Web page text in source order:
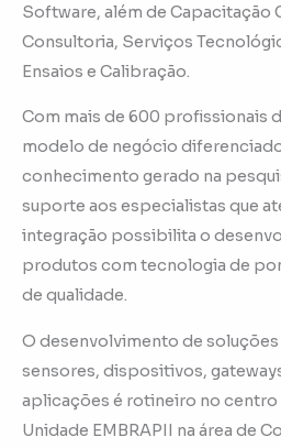
Software, além de Capacitação
Consultoria, Serviços
Ensaios e Calibração.
Com mais de 600 profissionais
modelo de negócio
conhecimento gerado na
suporte aos especialistas que
integração possibilita o
produtos com tecnologia de
de qualidade.
O desenvolvimento de
sensores, dispositivos,
aplicações é rotineiro no centro
Unidade EMBRAPII na área de